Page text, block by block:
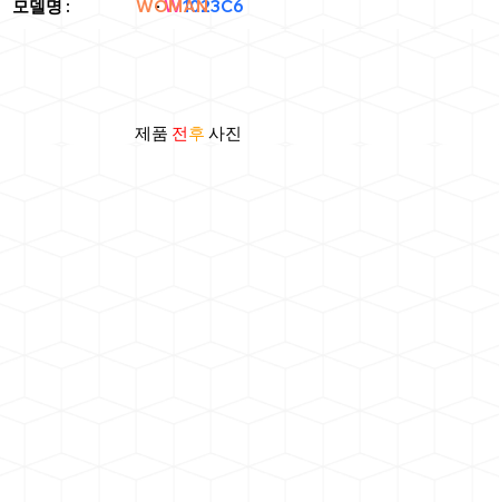
모델명 : -W1023C6
WOMAN
제품 전후 사진